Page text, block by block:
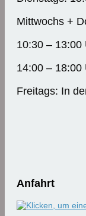
Mittwochs +
10:30 – 13:00
14:00 – 18:00
Freitags: In
Anfahrt